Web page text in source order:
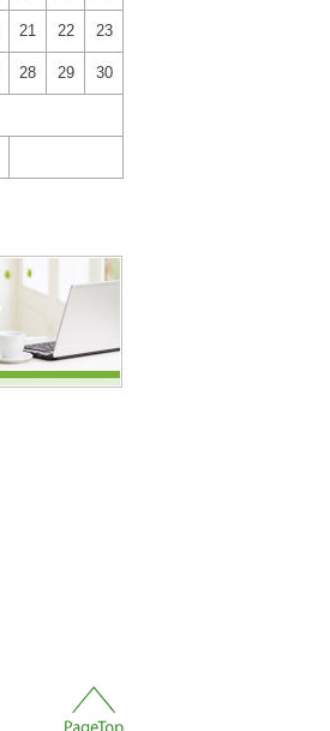
21 22 23
28 29 30